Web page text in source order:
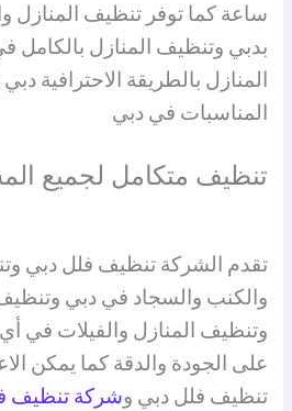
ساعة كما توفر تنظيف
بدبي وتنظيف المنازل بالكامل
المنازل بالطريقة الاحترافية
المناسبات في دبي
تنظيف متكامل لجميع
تقدم الشركة تنظيف فلل دبي
والكنب والسجاد في دبي
وتنظيف المنازل والفيلات في
على الجودة والدقة كما يمكن
تنظيف فلل دبي وشركة تنظيف